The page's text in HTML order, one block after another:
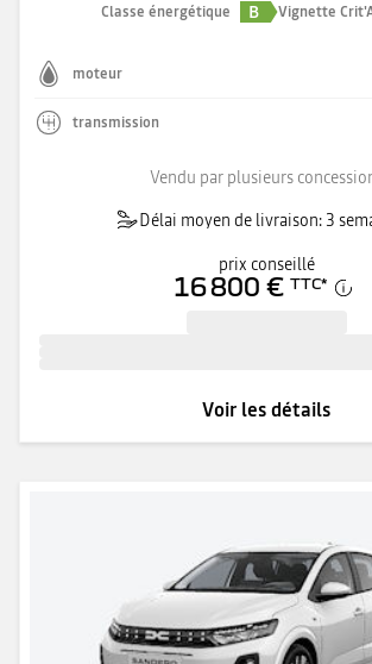
Classe énergétique B Vignette
moteur
transmission
Vendu par plusieurs
Délai moyen de livraison: 3
prix conseillé
16 800 € TTC*
Voir les détails